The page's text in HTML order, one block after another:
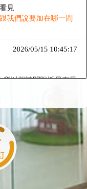
見
我們說要加在哪一間
2026/05/15 10:45:17
所以想請問附近是有早
2026/04/27 13:21:25
藍芽放音樂的嗎？ 以
接筆電或是使用藍芽
案呢？